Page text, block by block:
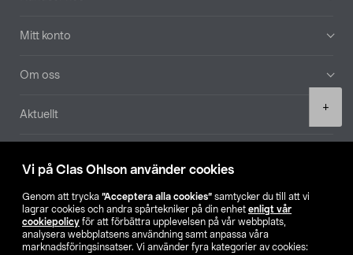
Vi på Clas Ohlson använder cookies
Genom att trycka ”Acceptera alla cookies” samtycker du till att vi
lagrar cookies och andra spårtekniker på din enhet enligt vår
cookiepolicy för att förbättra upplevelsen på vår webbplats,
analysera webbplatsens användning samt anpassa våra
marknadsföringsinsatser. Vi använder fyra kategorier av cookies:
+
Mitt konto
Om oss
Aktuellt
Hitta butik
SE NO FI